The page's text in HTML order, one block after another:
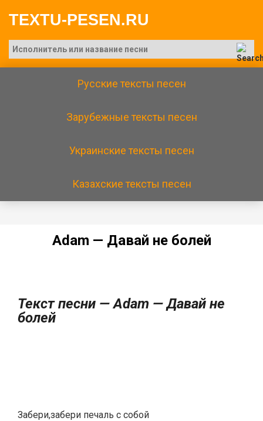
TEXTU-PESEN.RU
Русские тексты песен
Зарубежные тексты песен
Украинские тексты песен
Казахские тексты песен
Adam — Давай не болей
Текст песни — Adam — Давай не
болей
Забери,забери печаль с собой